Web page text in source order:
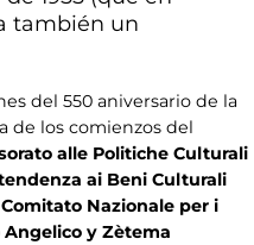
también un
del 550 aniversario de la
de los comienzos del
alle Politiche Culturali
ai Beni Culturali
Comitato Nazionale per i
y Zètema